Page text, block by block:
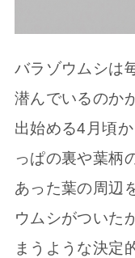
バラゾウムシは
潜んでいるのか
出始める4月頃
っぱの裏や葉柄
あった葉の周辺
ウムシがついた
まうような決定